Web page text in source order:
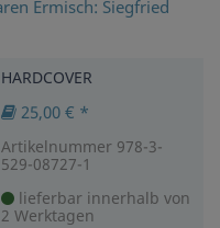
HARDCOVER
25,00 € *
Artikelnummer 978-3-
529-08727-1
lieferbar innerhalb von
2 Werktagen